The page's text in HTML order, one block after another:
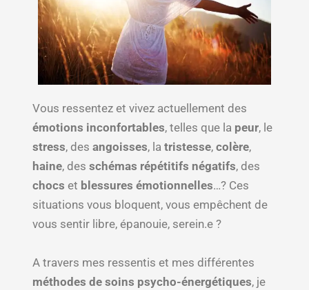
Vous ressentez et vivez actuellement des
émotions inconfortables, telles que la peur, le
stress, des angoisses, la tristesse, colère,
haine, des schémas répétitifs négatifs, des
chocs et blessures émotionnelles…? Ces
situations vous bloquent, vous empêchent de
vous sentir libre, épanouie, serein.e ?
A travers mes ressentis et mes différentes
méthodes de soins psycho-énergétiques, je